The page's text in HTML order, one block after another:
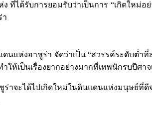
ด้รับการยอมรับว่าเป็นการ “เกิดใหม่อ
า
อาชูร่า จัดว่าเป็น “สวรรค์ระดับต่ำที่สุ
ให้เป็นเรื่องยากอย่างมากที่เทพนักรบปีศ
ปเกิดใหม่ในดินแดนแห่งมนุษย์ที่ดีจนถึ